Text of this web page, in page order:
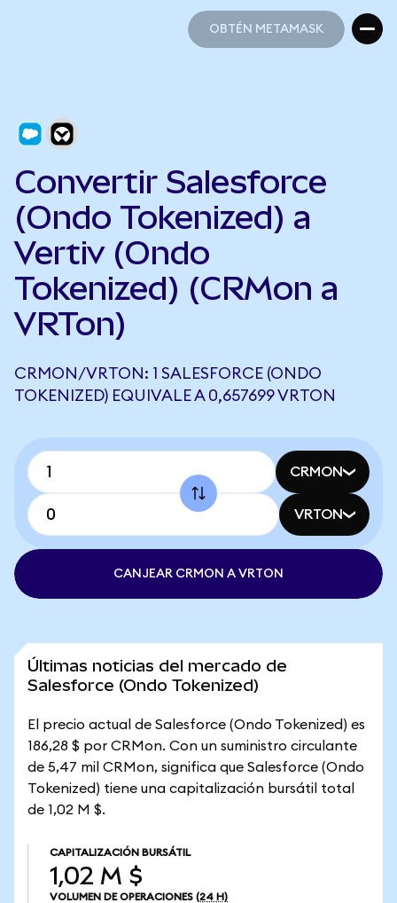
OBTÉN METAMASK
Convertir Salesforce
(Ondo Tokenized) a
Vertiv (Ondo
Tokenized) (CRMon a
VRTon)
CRMON/VRTON: 1 SALESFORCE (ONDO
TOKENIZED) EQUIVALE A 0,657699 VRTON
CRMON
VRTON
CANJEAR CRMON A VRTON
Últimas noticias del mercado de
Salesforce (Ondo Tokenized)
El precio actual de Salesforce (Ondo Tokenized) es
186,28 $ por CRMon. Con un suministro circulante
de 5,47 mil CRMon, significa que Salesforce (Ondo
Tokenized) tiene una capitalización bursátil total
de 1,02 M $.
CAPITALIZACIÓN BURSÁTIL
1,02 M $
VOLUMEN DE OPERACIONES (24 H)